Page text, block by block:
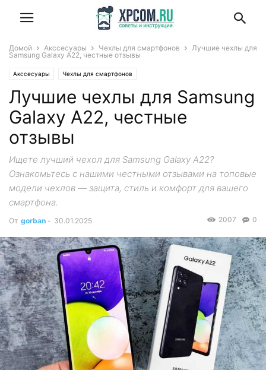
Домой Акссесуары Чехлы для смартфонов
Лучшие чехлы для
Samsung Galaxy A22, честные отзывы
Акссесуары Чехлы для смартфонов
Лучшие чехлы для Samsung
Galaxy A22, честные
отзывы
Ищете лучший чехол для Samsung Galaxy A22?
Ознакомьтесь с нашими честными отзывами на топовые
модели чехлов — защита, стиль и комфорт для вашего
смартфона.
От gorban - 30.01.2025 0
2007